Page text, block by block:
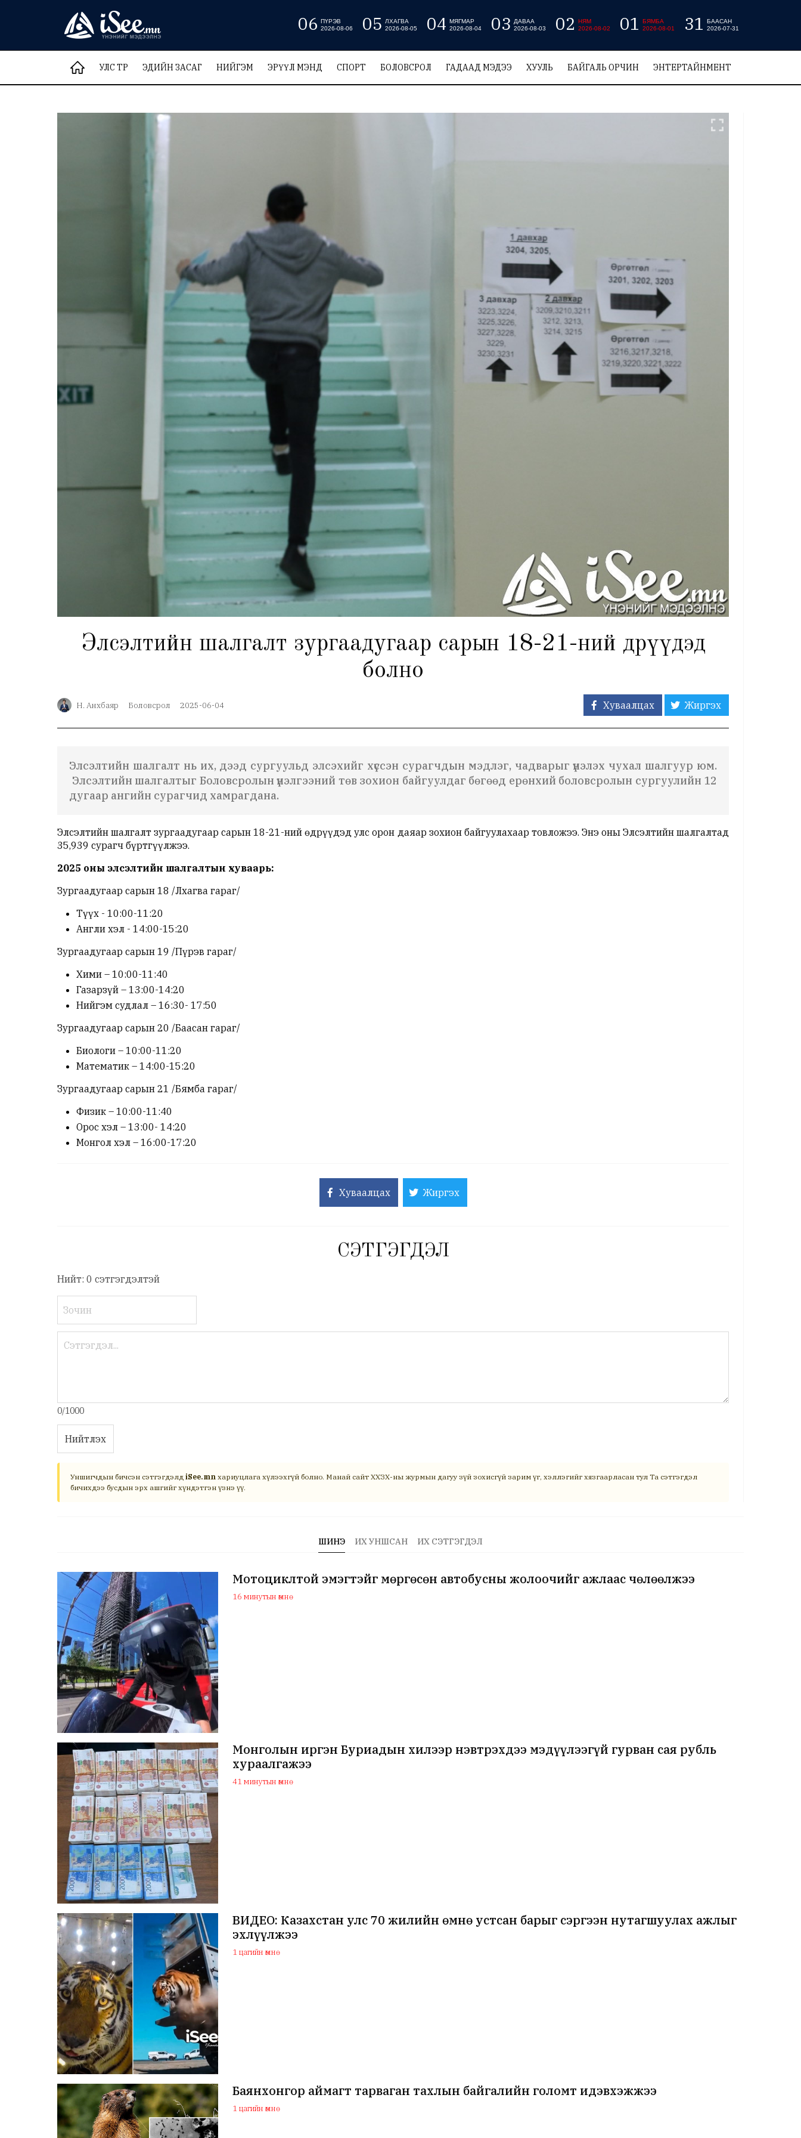
06 ПҮРЭВ
2026-08-06
05
ЛХАГВА
2026-08-05
04 МЯГМАР
2026-08-04
03
ДАВАА
2026-08-03
02
НЯМ
2026-08-02
01
БЯМБА
2026-08-01
31
БААСАН
2026-07-31
УЛС ТӨР ЭДИЙН ЗАСАГ НИЙГЭМ ЭРҮҮЛ МЭНД СПОРТ БОЛОВСРОЛ ГАДААД МЭДЭЭ ХУУЛЬ БАЙГАЛЬ ОРЧИН ЭНТЕРТАЙНМЕНТ
Элсэлтийн шалгалт зургаадугаар сарын 18-21-ний өдрүүдэд
болно
Н. Анхбаяр Боловсрол 2025-06-04 Хуваалцах Жиргэх
Элсэлтийн шалгалт нь их, дээд сургуульд элсэхийг хүссэн сурагчдын мэдлэг, чадварыг үнэлэх чухал шалгуур юм.
Элсэлтийн шалгалтыг Боловсролын үнэлгээний төв зохион байгуулдаг бөгөөд ерөнхий боловсролын сургуулийн 12
дугаар ангийн сурагчид хамрагдана.
Элсэлтийн шалгалт зургаадугаар сарын 18-21-ний өдрүүдэд улс орон даяар зохион байгуулахаар товложээ. Энэ оны Элсэлтийн шалгалтад
35,939 сурагч бүртгүүлжээ.
2025 оны элсэлтийн шалгалтын хуваарь:
Зургаадугаар сарын 18 /Лхагва гараг/
Түүх - 10:00-11:20
Англи хэл - 14:00-15:20
Зургаадугаар сарын 19 /Пүрэв гараг/
Хими – 10:00-11:40
Газарзүй – 13:00-14:20
Нийгэм судлал – 16:30- 17:50
Зургаадугаар сарын 20 /Баасан гараг/
Биологи – 10:00-11:20
Математик – 14:00-15:20
Зургаадугаар сарын 21 /Бямба гараг/
Физик – 10:00-11:40
Орос хэл – 13:00- 14:20
Монгол хэл – 16:00-17:20
Хуваалцах Жиргэх
СЭТГЭГДЭЛ
Нийт: 0 сэтгэгдэлтэй
0/1000
Нийтлэх
Уншигчдын бичсэн сэтгэгдэлд iSee.mn хариуцлага хүлээхгүй болно. Манай сайт ХХЗХ-ны журмын дагуу зүй зохисгүй зарим үг, хэллэгийг хязгаарласан тул Та сэтгэгдэл
бичихдээ бусдын эрх ашгийг хүндэтгэн үзнэ үү.
ШИНЭ ИХ УНШСАН ИХ СЭТГЭГДЭЛ
Мотоциклтой эмэгтэйг мөргөсөн автобусны жолоочийг ажлаас чөлөөлжээ
16 минутын өмнө
Монголын иргэн Буриадын хилээр нэвтрэхдээ мэдүүлээгүй гурван сая рубль
хураалгажээ
41 минутын өмнө
ВИДЕО: Казахстан улс 70 жилийн өмнө устсан барыг сэргээн нутагшуулах ажлыг
эхлүүлжээ
1 цагийн өмнө
Баянхонгор аймагт тарваган тахлын байгалийн голомт идэвхэжжээ
1 цагийн өмнө